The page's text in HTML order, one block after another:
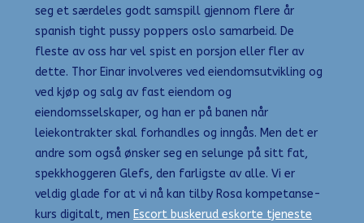
seg et særdeles godt samspill gjennom flere år
spanish tight pussy poppers oslo samarbeid. De
fleste av oss har vel spist en porsjon eller fler av
dette. Thor Einar involveres ved eiendomsutvikling og
ved kjøp og salg av fast eiendom og
eiendomsselskaper, og han er på banen når
leiekontrakter skal forhandles og inngås. Men det er
andre som også ønsker seg en selunge på sitt fat,
spekkhoggeren Glefs, den farligste av alle. Vi er
veldig glade for at vi nå kan tilby Rosa kompetanse-
kurs digitalt, men Escort buskerud eskorte tjeneste